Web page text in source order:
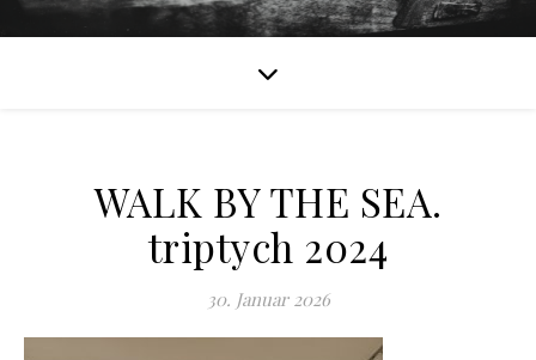
WALK BY THE SEA.
triptych 2024
30. Januar 2026